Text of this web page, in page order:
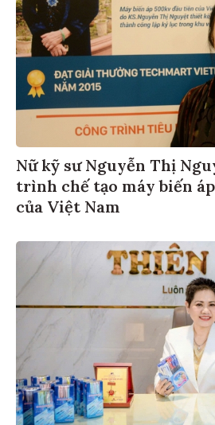
Nữ kỹ sư Nguyễn Thị
trình chế tạo máy biến
của Việt Nam